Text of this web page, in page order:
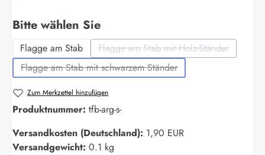
Bitte wählen Sieauswählen
Flagge am Stab Flagge am Stab mit Holz-Ständer
(Diese Option ist zurzeit
Flagge am Stab mit schwarzem Ständer
(Diese Option ist zurzeit nicht verfügbar.)
Zum Merkzettel hinzufügen
Produktnummer: tfb-arg-s-
Versandkosten (Deutschland): 1,90 EUR
Versandgewicht: 0.1 kg